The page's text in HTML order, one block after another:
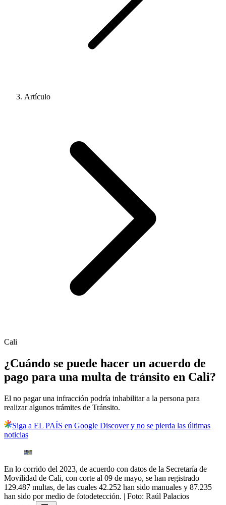
Artículo
Cali
¿Cuándo se puede hacer un acuerdo de
pago para una multa de tránsito en Cali?
El no pagar una infracción podría inhabilitar a la persona para
realizar algunos trámites de Tránsito.
Siga a EL PAÍS en Google Discover y no se pierda las últimas
noticias
En lo corrido del 2023, de acuerdo con datos de la Secretaría de
Movilidad de Cali, con corte al 09 de mayo, se han registrado
129.487 multas, de las cuales 42.252 han sido manuales y 87.235
han sido por medio de fotodetección. | Foto: Raúl Palacios